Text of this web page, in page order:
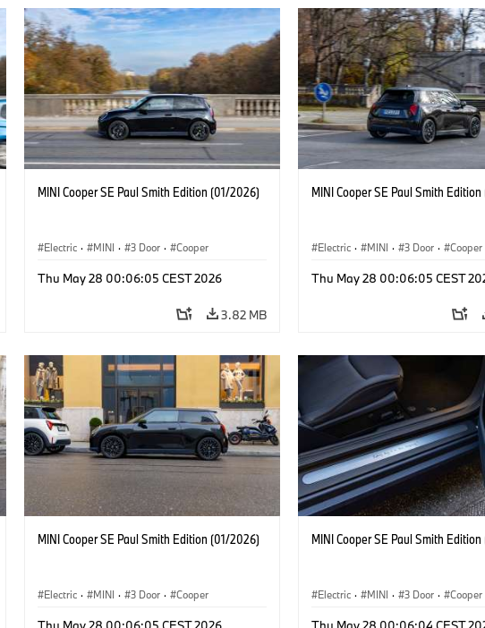
MINI Cooper SE Paul Smith Edition (01/2026)
Electric · MINI · 3 Door · Cooper
Thu May 28 00:06:05 CEST 2026
3.82 MB
MINI Cooper SE Paul Smith
Electric · MINI · 3 Door · Cooper
Thu May 28 00:06:05 CEST
MINI Cooper SE Paul Smith Edition (01/2026)
Electric · MINI · 3 Door · Cooper
MINI Cooper SE Paul Smith
Electric · MINI · 3 Door · Cooper